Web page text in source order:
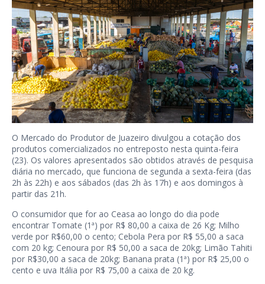
O Mercado do Produtor de Juazeiro divulgou a cotação dos
produtos comercializados no entreposto nesta quinta-feira
(23). Os valores apresentados são obtidos através de pesquisa
diária no mercado, que funciona de segunda a sexta-feira (das
2h às 22h) e aos sábados (das 2h às 17h) e aos domingos à
partir das 21h.
O consumidor que for ao Ceasa ao longo do dia pode
encontrar Tomate (1ª) por R$ 80,00 a caixa de 26 Kg; Milho
verde por R$60,00 o cento; Cebola Pera por R$ 55,00 a saca
com 20 kg; Cenoura por R$ 50,00 a saca de 20kg; Limão Tahiti
por R$30,00 a saca de 20kg; Banana prata (1ª) por R$ 25,00 o
cento e uva Itália por R$ 75,00 a caixa de 20 kg.